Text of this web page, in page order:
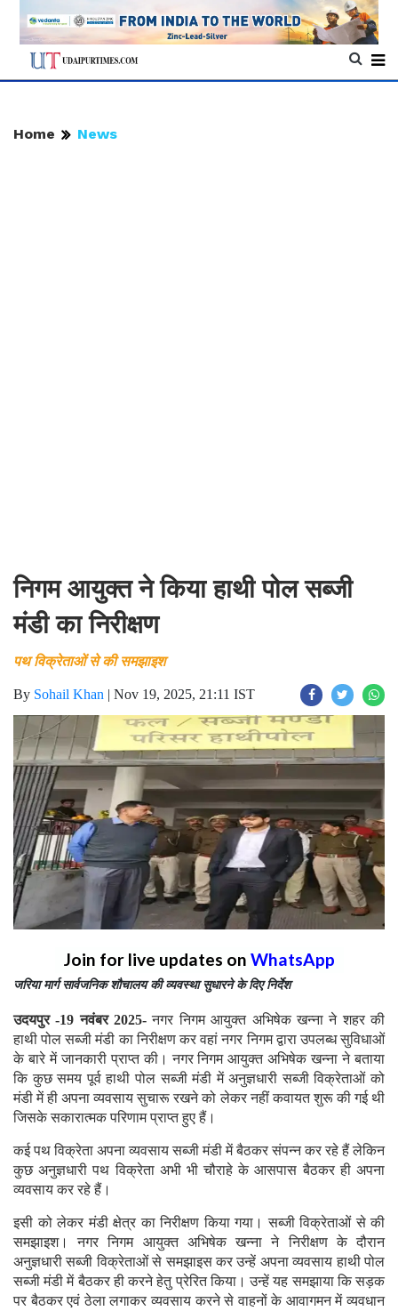
Home News
निगम आयुक्त ने किया हाथी पोल सब्जी
मंडी का निरीक्षण
पथ विक्रेताओं से की समझाइश
By Sohail Khan | Nov 19, 2025, 21:11 IST
Join for live updates on WhatsApp
जरिया मार्ग सार्वजनिक शौचालय की व्यवस्था सुधारने के दिए निर्देश
उदयपुर -19 नवंबर 2025-नगर निगम आयुक्त अभिषेक खन्ना ने शहर की
हाथी पोल सब्जी मंडी का निरीक्षण कर वहां नगर निगम द्वारा उपलब्ध सुविधाओं
के बारे में जानकारी प्राप्त की। नगर निगम आयुक्त अभिषेक खन्ना ने बताया
कि कुछ समय पूर्व हाथी पोल सब्जी मंडी में अनुज्ञधारी सब्जी विक्रेताओं को
मंडी में ही अपना व्यवसाय सुचारू रखने को लेकर नहीं कवायत शुरू की गई थी
जिसके सकारात्मक परिणाम प्राप्त हुए हैं।
कई पथ विक्रेता अपना व्यवसाय सब्जी मंडी में बैठकर संपन्न कर रहे हैं लेकिन
कुछ अनुज्ञधारी पथ विक्रेता अभी भी चौराहे के आसपास बैठकर ही अपना
व्यवसाय कर रहे हैं।
इसी को लेकर मंडी क्षेत्र का निरीक्षण किया गया। सब्जी विक्रेताओं से की
समझाइश। नगर निगम आयुक्त अभिषेक खन्ना ने निरीक्षण के दौरान
अनुज्ञधारी सब्जी विक्रेताओं से समझाइस कर उन्हें अपना व्यवसाय हाथी पोल
सब्जी मंडी में बैठकर ही करने हेतु प्रेरित किया। उन्हें यह समझाया कि सड़क
पर बैठकर एवं ठेला लगाकर व्यवसाय करने से वाहनों के आवागमन में व्यवधान